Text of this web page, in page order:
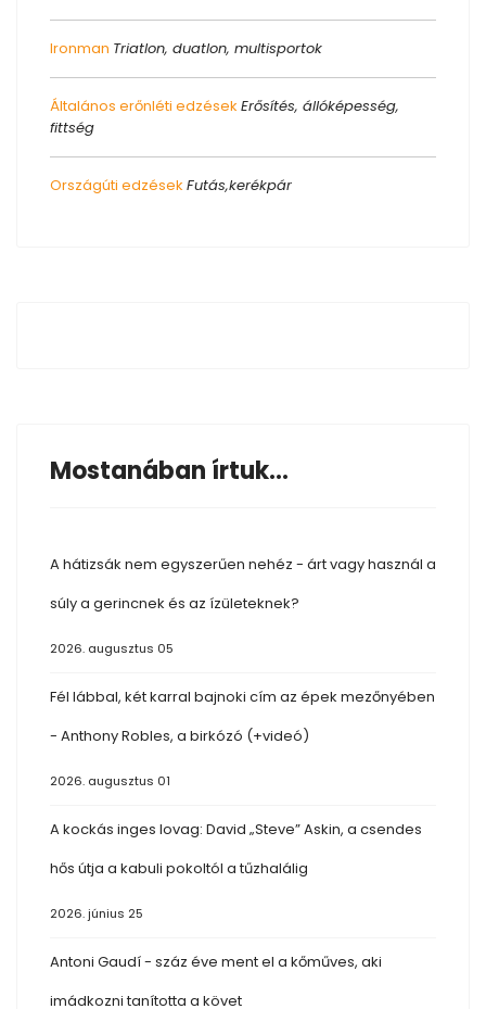
Ironman Triatlon, duatlon, multisportok
Általános erőnléti edzések Erősítés, állóképesség,
fittség
Országúti edzések Futás,kerékpár
Mostanában írtuk...
A hátizsák nem egyszerűen nehéz - árt vagy használ a
súly a gerincnek és az ízületeknek?
2026. augusztus 05
Fél lábbal, két karral bajnoki cím az épek mezőnyében
- Anthony Robles, a birkózó (+videó)
2026. augusztus 01
A kockás inges lovag: David „Steve” Askin, a csendes
hős útja a kabuli pokoltól a tűzhalálig
2026. június 25
Antoni Gaudí - száz éve ment el a kőműves, aki
imádkozni tanította a követ